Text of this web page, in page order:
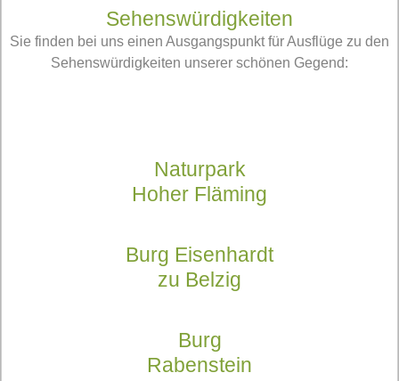
Sehenswürdigkeiten
Sie finden bei uns einen Ausgangspunkt für Ausflüge zu den
Sehenswürdigkeiten unserer schönen Gegend:
Naturpark
Hoher Fläming
Burg Eisenhardt
zu Belzig
Burg
Rabenstein